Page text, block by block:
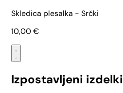
Skledica plesalka - Srčki
10,00€
Izpostavljeni izdelki